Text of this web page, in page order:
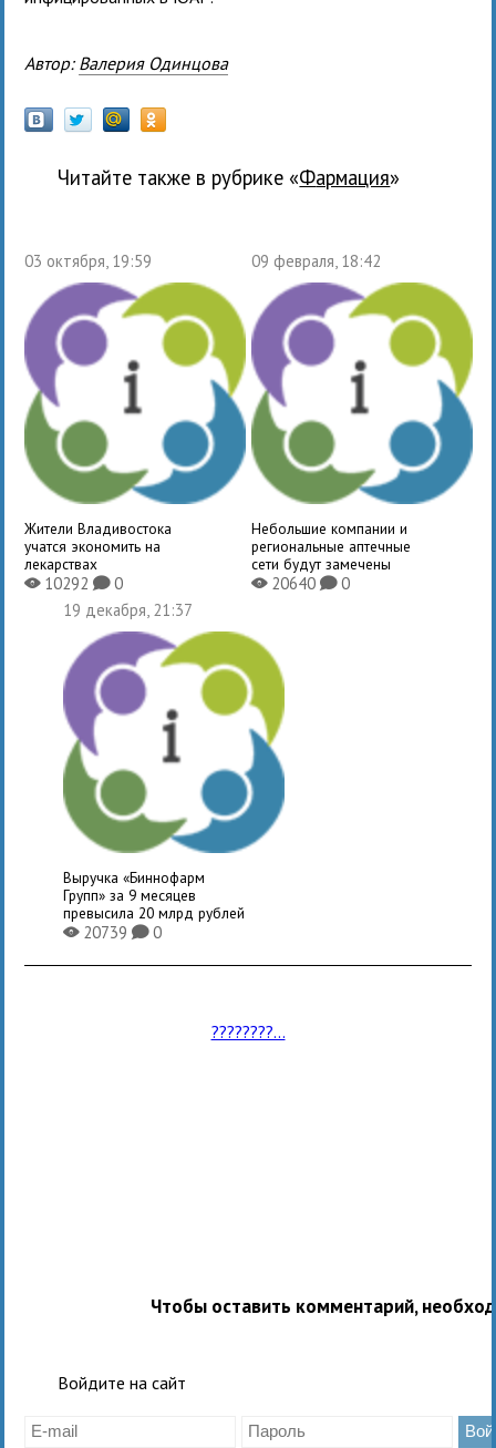
Автор: Валерия Одинцова
Читайте также в рубрике « фармация»
03 октября, 19:59
Жители Владивостока
учатся экономить на
лекарствах
X10292K0
09 февраля, 18:42
Небольшие компании и
региональные аптечные
сети будут замечены
X20640 K0
19 декабря, 21:37
Выручка «Биннофарм
Групп» за 9 месяцев
превысила 20 млрд рублей
X20739K0
????????...
Чтобы оставить комментарий,
Войдите на сайт